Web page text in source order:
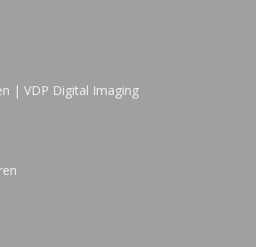
| VDP Digital Imaging